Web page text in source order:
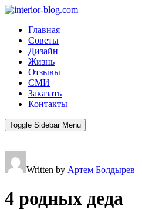
Главная
Советы
Дизайн
Жизнь
Отзывы
СМИ
Заказать
Контакты
Toggle Sidebar Menu
Written by Артем Болдырев
4 родных деда